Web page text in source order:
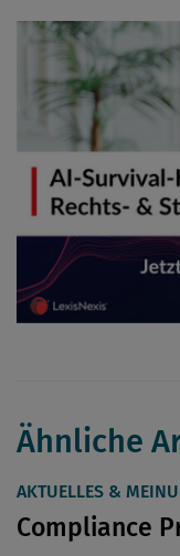
Ähnliche
AKTUELLES &
Compliance